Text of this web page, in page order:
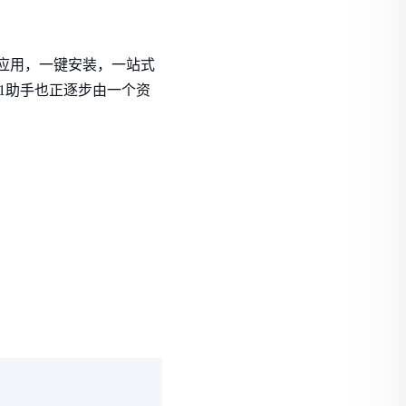
用，一键安装，一站式
手也正逐步由一个资